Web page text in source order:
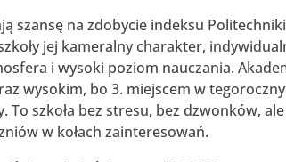
szansę na zdobycie indeksu
jej kameralny charakter,
i wysoki poziom nauczania.
wysokim, bo 3. miejscem w
To szkoła bez stresu, bez dzwonków,
w kołach zainteresowań.